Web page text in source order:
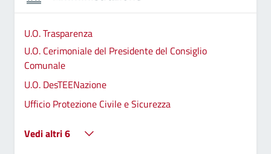
U.O. Trasparenza
U.O. Cerimoniale del Presidente del Consiglio
Comunale
U.O. DesTEENazione
Ufficio Protezione Civile e Sicurezza
Vedi altri 6